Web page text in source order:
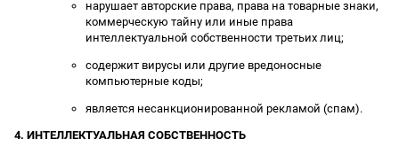
нарушает авторские права, права на товарные знаки,
коммерческую тайну или иные права
интеллектуальной собственности третьих лиц;
содержит вирусы или другие вредоносные
компьютерные коды;
является несанкционированной рекламой (спам).
4. ИНТЕЛЛЕКТУАЛЬНАЯ СОБСТВЕННОСТЬ